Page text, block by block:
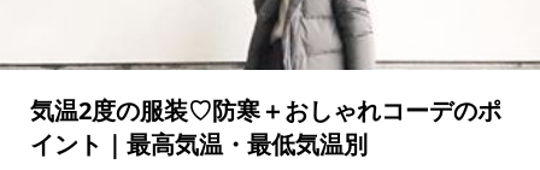
気温2度の服装♡防寒＋おしゃれコーデのポ
イント｜最高気温・最低気温別